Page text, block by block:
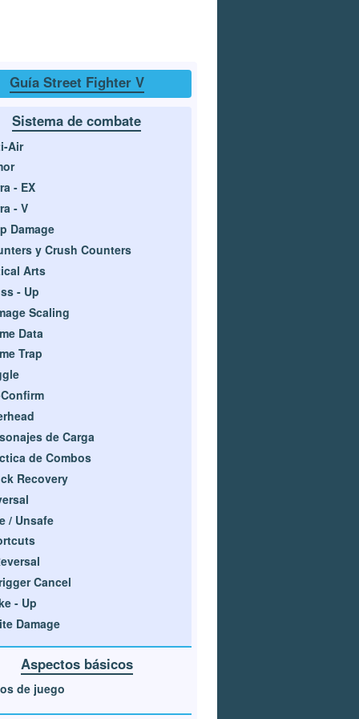
Guía Street Fighter V
Sistema de combate
Air
- EX
- V
Damage
y Crush Counters
Arts
- Up
Scaling
Data
Trap
de Carga
de Combos
Recovery
/ Unsafe
Cancel
- Up
Damage
Aspectos básicos
de juego